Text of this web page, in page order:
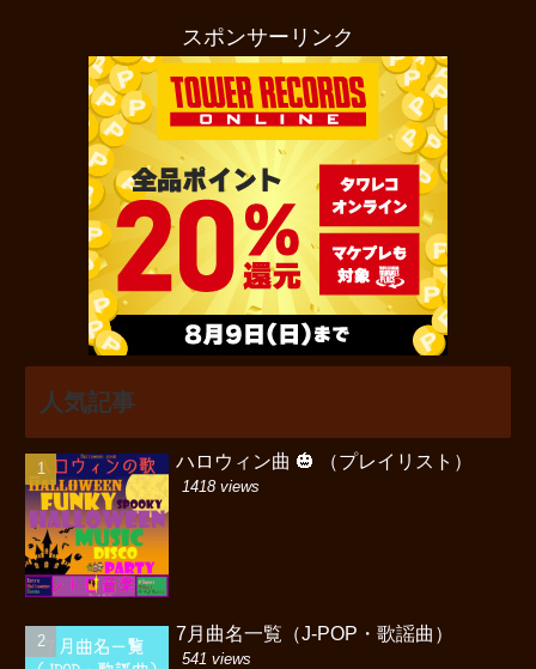
スポンサーリンク
人気記事
ハロウィン曲 🎃 （プレイリスト）
1418 views
7月曲名一覧（J-POP・歌謡曲）
541 views